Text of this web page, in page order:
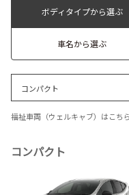
ボディタイプから選ぶ
車名から選ぶ
コンパクト
福祉車両（ウェルキャブ）はこち
コンパクト